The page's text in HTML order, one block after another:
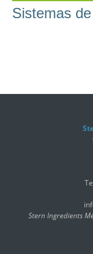
Sistemas
Stern Ingredients